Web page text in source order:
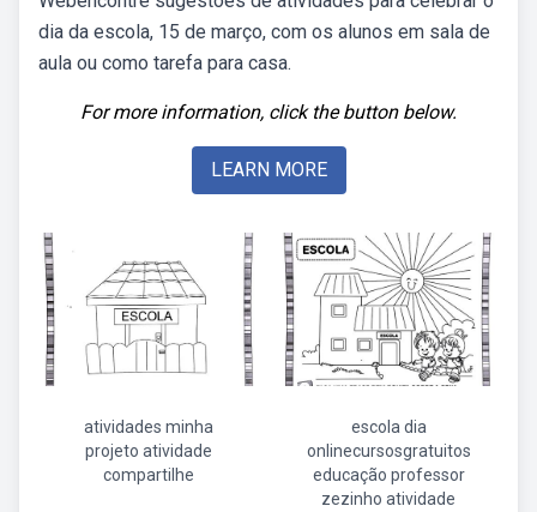
dia da escola, 15 de março, com os alunos em sala de
aula ou como tarefa para casa.
For more information, click the button below.
LEARN MORE
atividades minha
projeto atividade
compartilhe
escola dia
onlinecursosgratuitos
educação professor
zezinho atividade